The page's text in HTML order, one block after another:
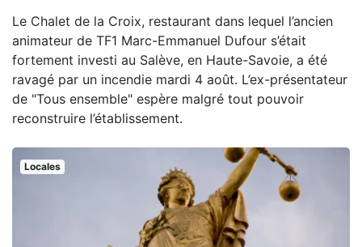
Le Chalet de la Croix, restaurant dans lequel l’ancien
animateur de TF1 Marc-Emmanuel Dufour s’était
fortement investi au Salève, en Haute-Savoie, a été
ravagé par un incendie mardi 4 août. L’ex-présentateur
de "Tous ensemble" espère malgré tout pouvoir
reconstruire l’établissement.
Locales